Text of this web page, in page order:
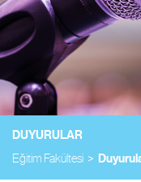
DUYURULAR
Eğitim Fakültesi